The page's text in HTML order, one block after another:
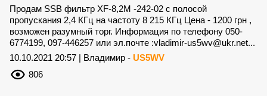
Продам SSB фильтр XF-8,2M -242-02 с полосой
пропускания 2,4 КГц на частоту 8 215 КГц Цена - 1200 грн ,
возможен разумный торг. Информация по телефону 050-
6774199, 097-446257 или эл.почте :vladimir-us5wv@ukr.net...
10.10.2021 20:57 | Владимир - US5WV
806